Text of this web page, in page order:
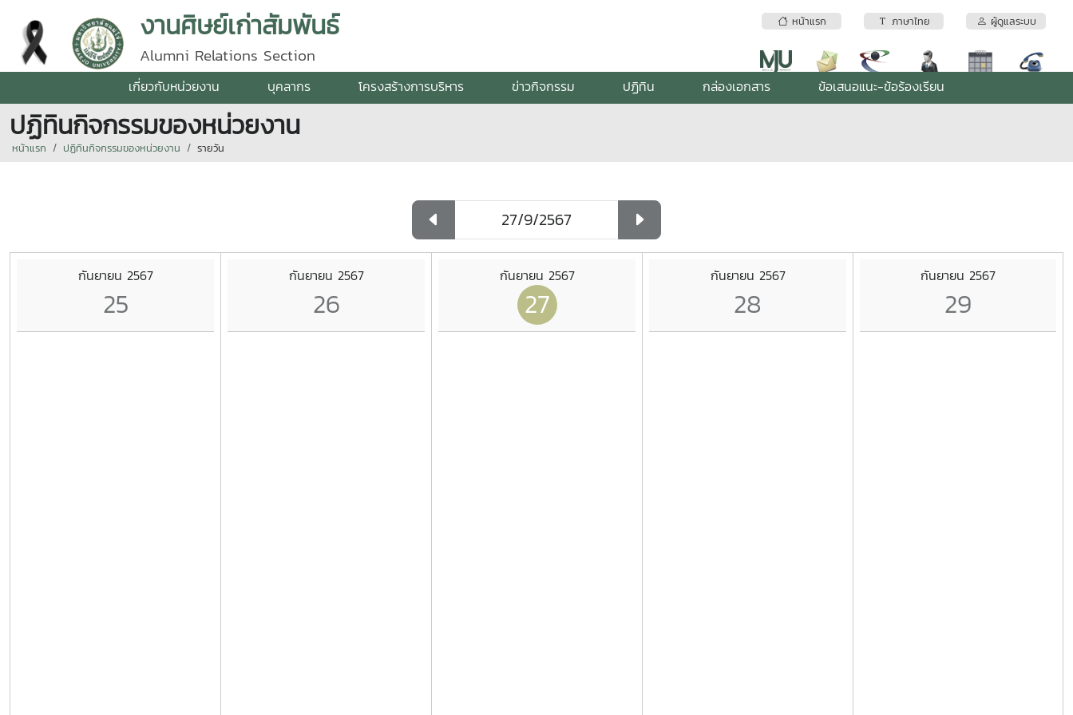
หน้าแรก ภาษาไทย ผู้ดูแลระบบ
งานศิษย์เก่าสัมพันธ์
Alumni Relations Section
เกี่ยวกับหน่วยงาน บุคลากร โครงสร้างการบริหาร ข่าวกิจกรรม ปฏิทิน กล่องเอกสาร ข้อเสนอแนะ-ข้อร้องเรียน
ปฏิทินกิจกรรมของหน่วยงาน
หน้าแรก ปฏิทินกิจกรรมของหน่วยงาน รายวัน
กันยายน 2567
25
กันยายน 2567
26
กันยายน 2567
27
กันยายน 2567
28
กันยายน 2567
29